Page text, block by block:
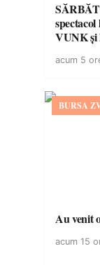
VUNK și
acum 5
BURSA
Au venit
acum 15